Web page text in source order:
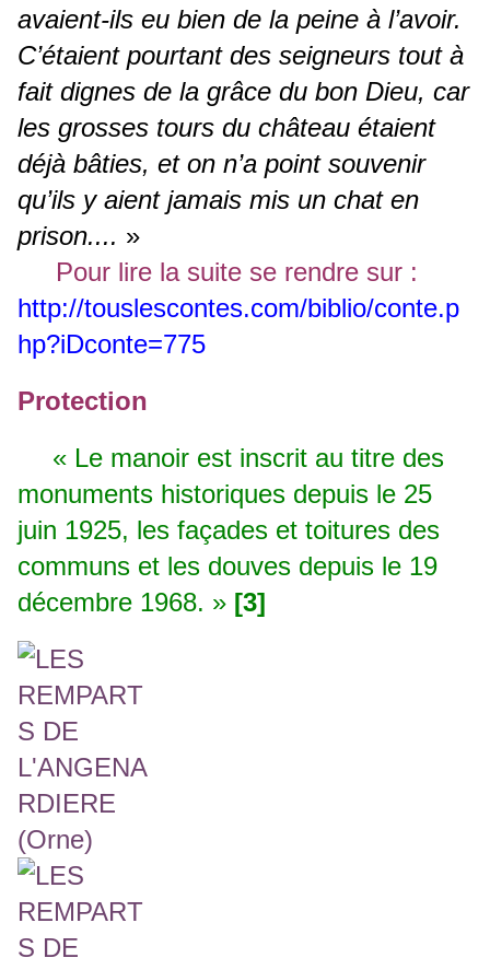
avaient-ils eu bien de la peine à l’avoir.
C’étaient pourtant des seigneurs tout à
fait dignes de la grâce du bon Dieu, car
les grosses tours du château étaient
déjà bâties, et on n’a point souvenir
qu’ils y aient jamais mis un chat en
prison.... »
Pour lire la suite se rendre sur :
http://touslescontes.com/biblio/conte.p
hp?iDconte=775
Protection
« Le manoir est inscrit au titre des
monuments historiques depuis le 25
juin 1925, les façades et toitures des
communs et les douves depuis le 19
décembre 1968. » [3]